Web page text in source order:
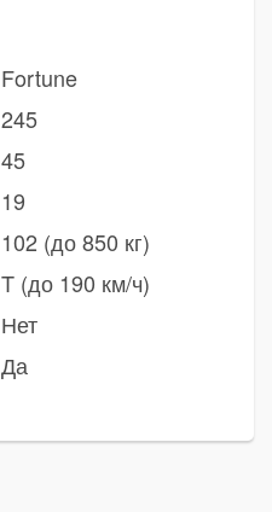
Fortune
245
45
19
102 (до 850 кг)
T (до 190 км/ч)
Нет
Да